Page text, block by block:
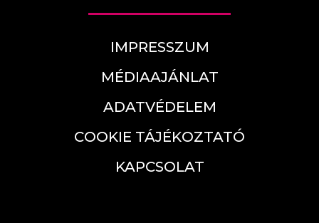
IMPRESSZUM
MÉDIAAJÁNLAT
ADATVÉDELEM
COOKIE TÁJÉKOZTATÓ
KAPCSOLAT